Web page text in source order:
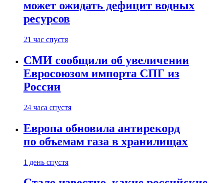
может ожидать дефицит водных
ресурсов
21 час спустя
СМИ сообщили об увеличении
Евросоюзом импорта СПГ из
России
24 часа спустя
Европа обновила антирекорд
по объемам газа в хранилищах
1 день спустя